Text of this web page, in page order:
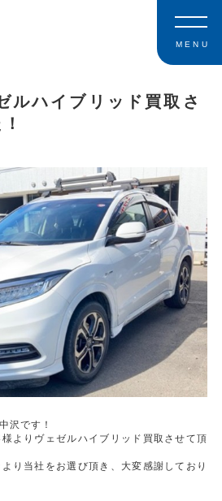
MENU
ルハイブリッド買取さ
沢です！
よりヴェゼルハイブリッド買取させて頂
り当社をお選び頂き、大変感謝しており